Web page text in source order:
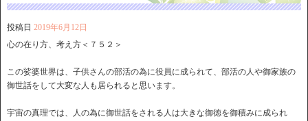
投稿日 2019年6月12日
心の在り方、考え方＜７５２＞
この娑婆世界は、子供さんの部活の為に役員に成られて、部活の人や御家族の
御世話をして大変な人も居られると思います。
宇宙の真理では、人の為に御世話をされる人は大きな御徳を御積みに成られ